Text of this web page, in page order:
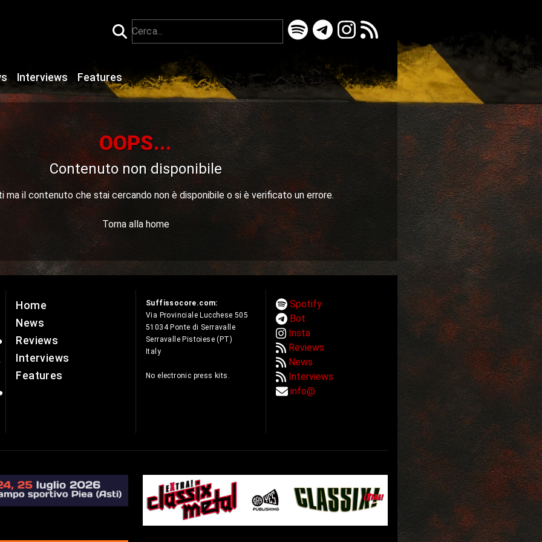
Interviews Features
OOPS...
Contenuto non disponibile
ma il contenuto che stai cercando non è disponibile o si è verificato un errore.
Torna alla home
Home
News
Reviews
Interviews
Features
Suffissocore.com:
Via Provinciale Lucchese 505
51034 Ponte di Serravalle
Serravalle Pistoiese (PT)
Italy
No electronic press kits.
Spotify
Bot
Insta
Reviews
News
Interviews
info@